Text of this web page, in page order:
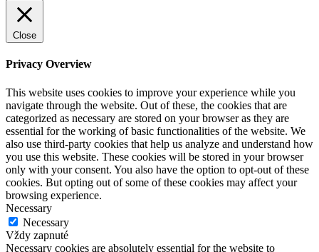
Close
Privacy Overview
This website uses cookies to improve your experience while you
navigate through the website. Out of these, the cookies that are
categorized as necessary are stored on your browser as they are
essential for the working of basic functionalities of the website. We
also use third-party cookies that help us analyze and understand how
you use this website. These cookies will be stored in your browser
only with your consent. You also have the option to opt-out of these
cookies. But opting out of some of these cookies may affect your
browsing experience.
Necessary
Necessary
Vždy zapnuté
Necessary cookies are absolutely essential for the website to